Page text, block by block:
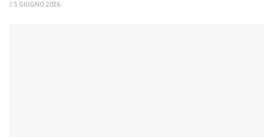
5 GIUGNO 2026